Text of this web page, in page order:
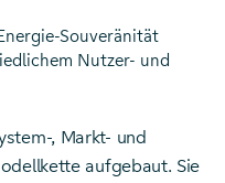
Souveränität
Nutzer- und
, Markt- und
aufgebaut. Sie